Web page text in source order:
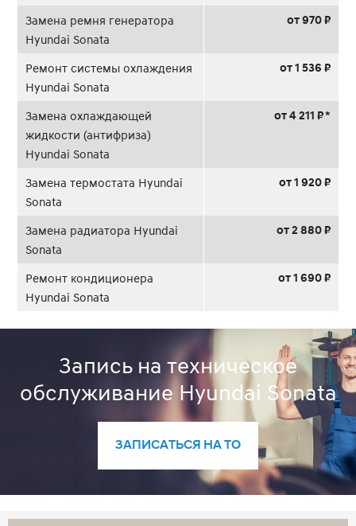
Замена ремня генератора
Hyundai Sonata
от 970 ₽
Ремонт системы охлаждения
Hyundai Sonata
от 1 536 ₽
Замена охлаждающей
жидкости (антифриза)
Hyundai Sonata
от 4 211 ₽ *
Замена термостата Hyundai
Sonata
от 1 920 ₽
Замена радиатора Hyundai
Sonata
от 2 880 ₽
Ремонт кондиционера
Hyundai Sonata
от 1 690 ₽
Запись на техническое
обслуживание Hyundai Sonata
ЗАПИСАТЬСЯ НА ТО